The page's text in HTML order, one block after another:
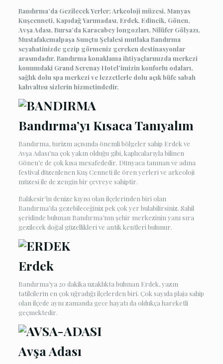
Bandırma’da Gezilecek Yerler; Arkeoloji müzesi, Manyas
Kuşcenneti, Kapıdağ Yarımadası, Erdek, Edincik, Gönen,
Avşa Adası, Bursa’da Karacabey longozları, Nilüfer Gölyazı,
Mustafakemalpaşa Suuçtu Şelalesi mutlaka Bandırma
seyahatinizde gezip görmeniz gereken destinasyonlar
arasındadır. Bandırma konaklama ihtiyaçlarınızda merkezi
konumdaki Grand Serenay Hotel’imizin konforlu odaları,
sağlık dolu spa merkezi ve lezzetlerle dolu açık büfe sabah
kahvaltısı sizlerin hizmetindedir.
Bandırma’yı Kısaca Tanıyalım
Bandırma, turizm açısında önemli bölgeler sahip Erdek ve
Avşa Adası’na çok yakın olduğu gibi, kaplıcalarıyla bilinen
Gönen’e de çok kısa mesafededir. Dünyaca tanınan ve adına
festival düzenlenen Kuş Cenneti ile ören yerleri ve arkeoloji
müzesi ile de zengin bir çevreye sahiptir.
Balıkesir’in denize kıyısı olan ilçelerinden biri olan
Bandırma’da gezebileceğiniz pek çok yer bulabilirsiniz. Sahil
şeridinde bulunan Bandırma’nın şehir merkezinin yanı sıra
gezilecek doğal güzellikleri ve antik kentleri bulunur.
Erdek
Bandırma’ya 20 dakika uzaklıkta bulunan Erdek, yazın
tatilcilerin en çok uğradığı ilçelerden biri. Çok sayıda plaja sahip
olan ilçede aynı zamanda gece hayatı da oldukça hareketli
geçmektedir.
Avşa Adası